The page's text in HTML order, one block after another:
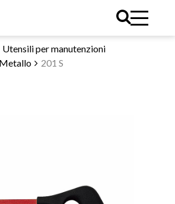
Utensili per manutenzioni
201 S